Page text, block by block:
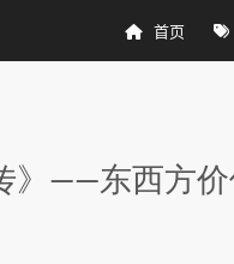
首页
》——东西方